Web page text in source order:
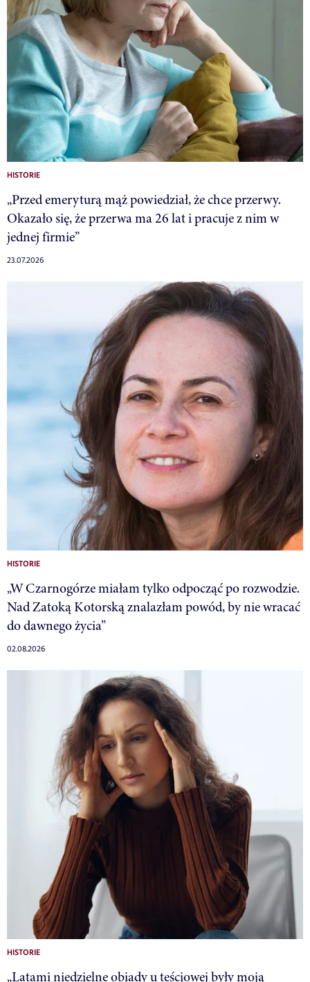
HISTORIE
„Przed emeryturą mąż powiedział, że chce przerwy.
Okazało się, że przerwa ma 26 lat i pracuje z nim w
jednej firmie”
23.07.2026
HISTORIE
„W Czarnogórze miałam tylko odpocząć po rozwodzie.
Nad Zatoką Kotorską znalazłam powód, by nie wracać
do dawnego życia”
02.08.2026
HISTORIE
„Latami niedzielne obiady u teściowej były moją